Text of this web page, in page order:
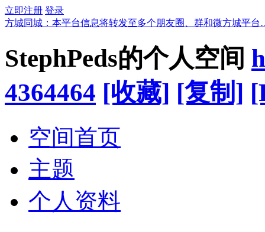
立即注册 登录
方城同城：本平台信息将转发至多个朋友圈、群和微方城平
StephPeds的个人空间
4364464 [收藏] [复制]
空间首页
主题
个人资料